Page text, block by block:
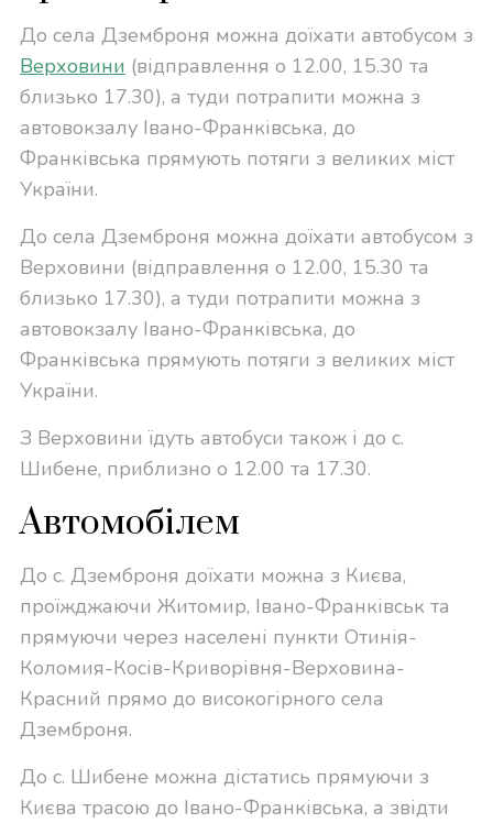
До села Дземброня можна доїхати автобусом з
Верховини (відправлення о 12.00, 15.30 та
близько 17.30), а туди потрапити можна з
автовокзалу Івано-Франківська, до
Франківська прямують потяги з великих міст
України.
До села Дземброня можна доїхати автобусом з
Верховини (відправлення о 12.00, 15.30 та
близько 17.30), а туди потрапити можна з
автовокзалу Івано-Франківська, до
Франківська прямують потяги з великих міст
України.
З Верховини їдуть автобуси також і до с.
Шибене, приблизно о 12.00 та 17.30.
Автомобілем
До с. Дземброня доїхати можна з Києва,
проїжджаючи Житомир, Івано-Франківськ та
прямуючи через населені пункти Отинія-
Коломия-Косів-Криворівня-Верховина-
Красний прямо до високогірного села
Дземброня.
До с. Шибене можна дістатись прямуючи з
Києва трасою до Івано-Франківська, а звідти